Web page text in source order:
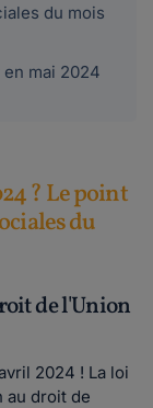
du mois
mai 2024
? Le point
du
de l'Union
2024 ! La loi
au droit de